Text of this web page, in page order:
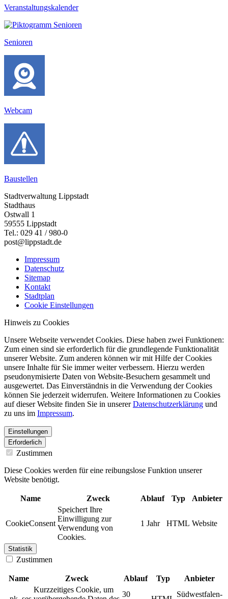
Veranstaltungs­kalender
Senioren
Webcam
Baustellen
Stadtverwaltung Lippstadt
Stadthaus
Ostwall 1
59555 Lippstadt
Tel.: 029 41 / 980-0
post@lippstadt.de
Impressum
Datenschutz
Sitemap
Kontakt
Stadtplan
Cookie Einstellungen
Hinweis zu Cookies
Unsere Webseite verwendet Cookies. Diese haben zwei Funktionen:
Zum einen sind sie erforderlich für die grundlegende Funktionalität
unserer Website. Zum anderen können wir mit Hilfe der Cookies
unsere Inhalte für Sie immer weiter verbessern. Hierzu werden
pseudonymisierte Daten von Website-Besuchern gesammelt und
ausgewertet. Das Einverständnis in die Verwendung der Cookies
können Sie jederzeit widerrufen. Weitere Informationen zu Cookies
auf dieser Website finden Sie in unsererDatenschutzerklärung und
zu uns im Impressum.
Einstellungen
Erforderlich
Zustimmen
Diese Cookies werden für eine reibungslose Funktion unserer
Website benötigt.
Name Zweck Ablauf Typ Anbieter
CookieConsent
Speichert Ihre
Einwilligung zur
Verwendung von
Cookies.
1 Jahr HTML Website
Statistik
Zustimmen
Name Zweck Ablauf Typ Anbieter
Kurzzeitiges Cookie, um
30 Südwestfalen-